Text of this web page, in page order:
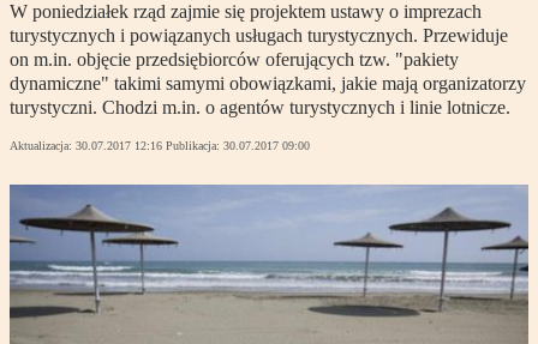
W poniedziałek rząd zajmie się projektem ustawy o imprezach
turystycznych i powiązanych usługach turystycznych. Przewiduje
on m.in. objęcie przedsiębiorców oferujących tzw. "pakiety
dynamiczne" takimi samymi obowiązkami, jakie mają organizatorzy
turystyczni. Chodzi m.in. o agentów turystycznych i linie lotnicze.
Aktualizacja: 30.07.2017 12:16 Publikacja: 30.07.2017 09:00